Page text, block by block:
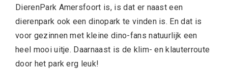
DierenPark Amersfoort is, is dat er naast een
dierenpark ook een dinopark te vinden is. En dat is
voor gezinnen met kleine dino-fans natuurlijk een
heel mooi uitje. Daarnaast is de klim- en klauterroute
door het park erg leuk!